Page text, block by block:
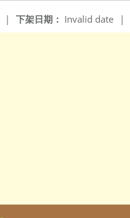
下架日期： Invalid date |
|